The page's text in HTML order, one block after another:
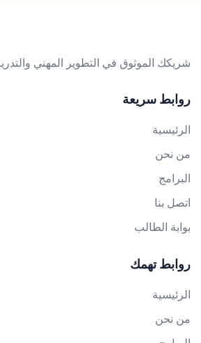
شريكك الموثوق في التطوير المهني
روابط سريعة
الرئيسية
من نحن
البرامج
اتصل بنا
بوابة الطالب
روابط تهمك
الرئيسية
من نحن